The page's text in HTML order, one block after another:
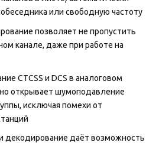
или свободную частоту
позволяет не пропустить
канале, даже при работе на
CTCSS и DCS в аналоговом
открывает шумоподавление
исключая помехи от
декодирование даёт возможность